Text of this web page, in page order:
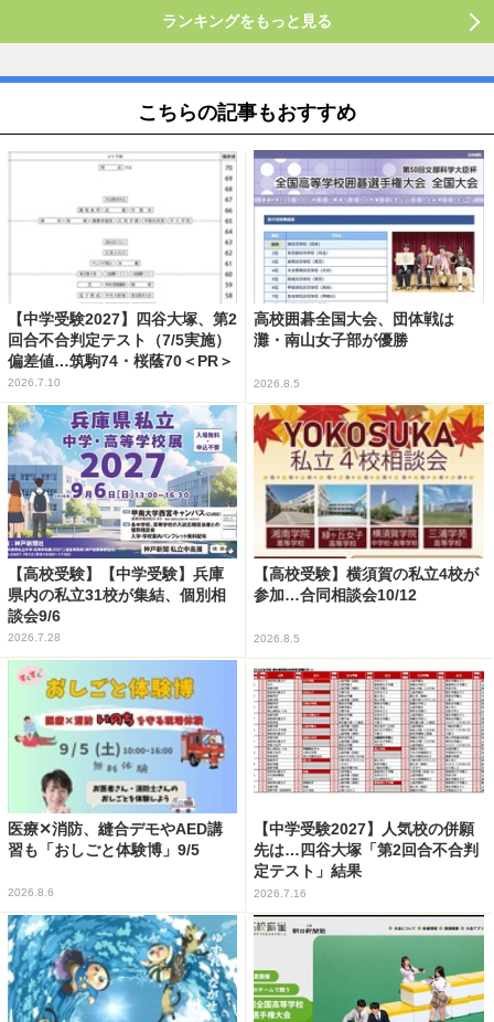
ランキングをもっと見る
こちらの記事もおすすめ
【中学受験2027】四谷大塚、第2
回合不合判定テスト（7/5実施）
偏差値…筑駒74・桜蔭70＜PR＞
2026.7.10
高校囲碁全国大会、団体戦は
灘・南山女子部が優勝
2026.8.5
【高校受験】【中学受験】兵庫
県内の私立31校が集結、個別相
談会9/6
2026.7.28
【高校受験】横須賀の私立4校が
参加…合同相談会10/12
2026.8.5
医療✕消防、縫合デモやAED講
習も「おしごと体験博」9/5
2026.8.6
【中学受験2027】人気校の併願
先は…四谷大塚「第2回合不合判
定テスト」結果
2026.7.16